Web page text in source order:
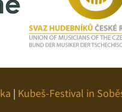
| Kubeš-Festival in